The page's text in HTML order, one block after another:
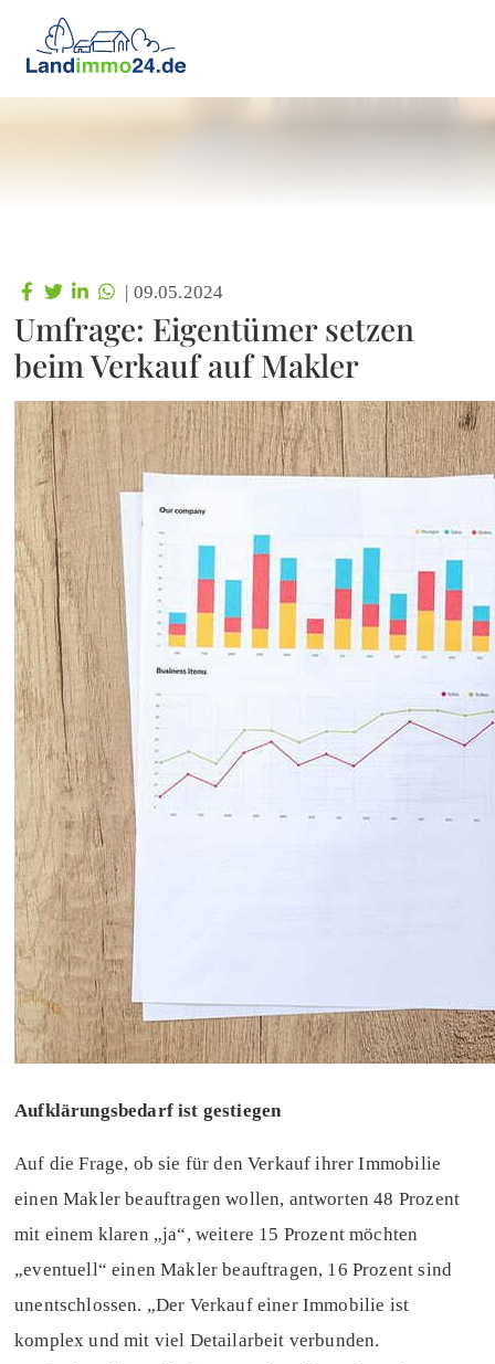
| 09.05.2024
Umfrage: Eigentümer setzen
beim Verkauf auf Makler
Aufklärungsbedarf ist gestiegen
Auf die Frage, ob sie für den Verkauf ihrer Immobilie
einen Makler beauftragen wollen, antworten 48 Prozent
mit einem klaren „ja“, weitere 15 Prozent möchten
„eventuell“ einen Makler beauftragen, 16 Prozent sind
unentschlossen. „Der Verkauf einer Immobilie ist
komplex und mit viel Detailarbeit verbunden.